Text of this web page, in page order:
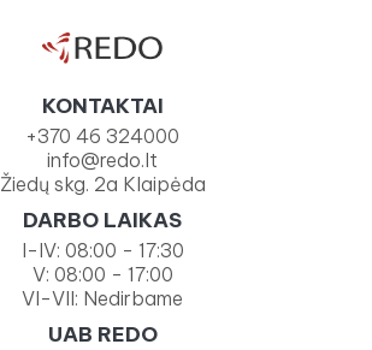
KONTAKTAI
+370 46 324000
info@redo.lt
Žiedų skg. 2a Klaipėda
DARBO LAIKAS
I-IV: 08:00 - 17:30
V: 08:00 - 17:00
VI-VII: Nedirbame
UAB REDO